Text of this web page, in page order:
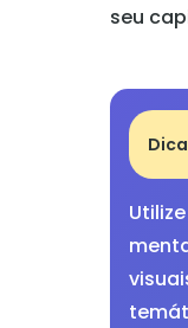
seu
Dica